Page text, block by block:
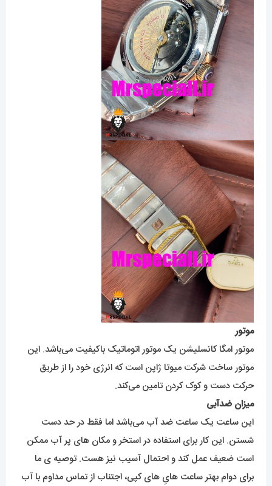
موتور
موتور امگا کانسلیشن یک موتور اتوماتیک باکیفیت می‌باشد. این
موتور ساخت شرکت میوتا ژاپن است که انرژی خود را از طریق
حرکت دست و کوک کردن تامین می‌کند.
میزان ضدآبی
این ساعت یک ساعت ضد آب می‌باشد اما فقط در حد دست
شستن. این کار برای استفاده در استخر و مکان های پر آب ممکن
است ضعیف عمل کند و احتمال آسیب نیز هست. توصیه ی ما
برای دوام بهتر ساعت هایِ های کپی، اجتناب از تماس مداوم با آب